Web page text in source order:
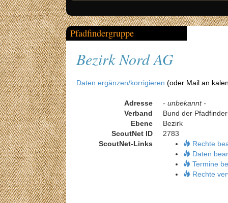
Pfadfindergruppe
Bezirk Nord AG
Daten ergänzen/korrigieren (oder Mail an
Adresse
- unbekannt -
Verband
Bund der
Ebene
Bezirk
ScoutNet ID
2783
ScoutNet-Links
Rechte
Daten
Termine
Rechte